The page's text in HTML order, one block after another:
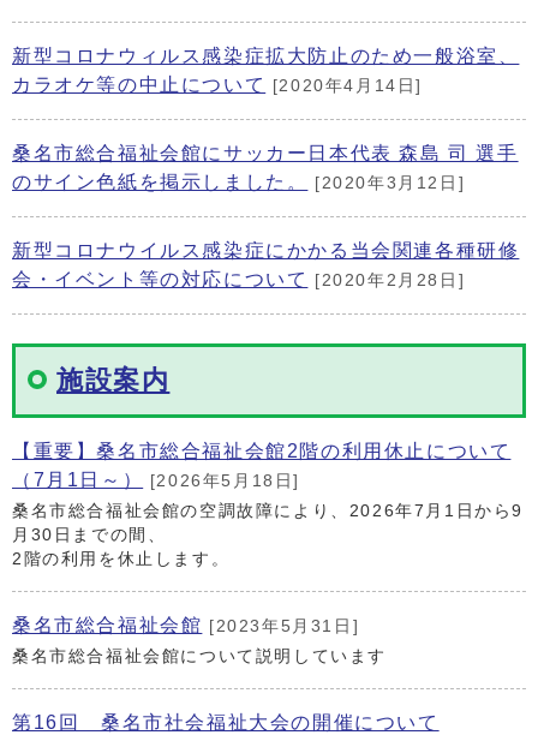
新型コロナウィルス感染症拡大防止のため一般浴室、
カラオケ等の中止について
[2020年4月14日]
桑名市総合福祉会館にサッカー日本代表 森島 司 選手
のサイン色紙を掲示しました。
[2020年3月12日]
新型コロナウイルス感染症にかかる当会関連各種研修
会・イベント等の対応について
[2020年2月28日]
施設案内
【重要】桑名市総合福祉会館2階の利用休止について
（7月1日～）
[2026年5月18日]
桑名市総合福祉会館の空調故障により、2026年7月1日から9
月30日までの間、
2階の利用を休止します。
桑名市総合福祉会館 [2023年5月31日]
桑名市総合福祉会館について説明しています
第16回 桑名市社会福祉大会の開催について